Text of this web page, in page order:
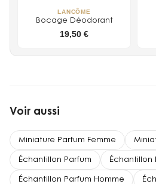
LANCÔME
Bocage Déodorant
19,50 €
Voir aussi
Miniature Parfum Femme
Échantillon Parfum Échantillon
Échantillon Parfum Homme